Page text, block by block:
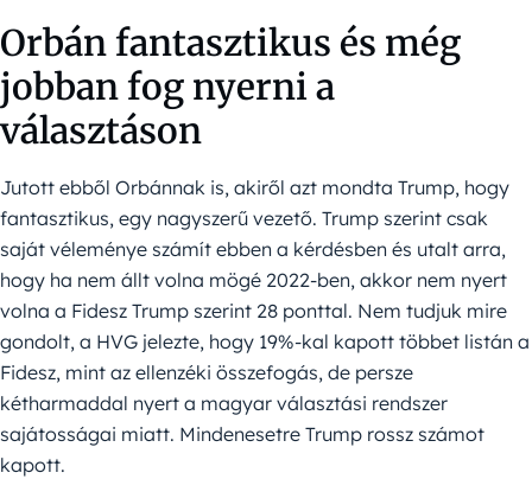
Orbán fantasztikus és még
jobban fog nyerni a
választáson
Jutott ebből Orbánnak is, akiről azt mondta Trump, hogy
fantasztikus, egy nagyszerű vezető. Trump szerint csak
saját véleménye számít ebben a kérdésben és utalt arra,
hogy ha nem állt volna mögé 2022-ben, akkor nem nyert
volna a Fidesz Trump szerint 28 ponttal. Nem tudjuk mire
gondolt, a HVG jelezte, hogy 19%-kal kapott többet listán a
Fidesz, mint az ellenzéki összefogás, de persze
kétharmaddal nyert a magyar választási rendszer
sajátosságai miatt. Mindenesetre Trump rossz számot
kapott.